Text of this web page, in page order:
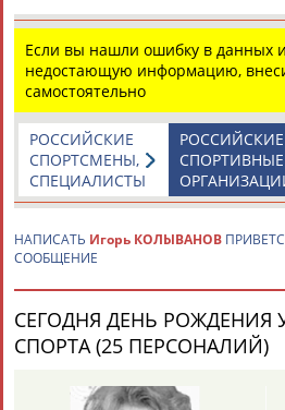
Динамо (прямая видеотрансляция)
...Ролан Гусев, Андрей Кобелев,
Смертины,Игорь Колыванов,
легенды...
(Проект: Информационное агентство
13.11.2024
Владимир Сабадаш: Открытие ЧМ
в Москве
...церемонии российские экс-
Мостовой иИгорь Колыванов.
беспрецедентную...
(Проект:Информационное агентство
...Венеции. Бывший футболист
Колывановназвал Ваноли
Если вы нашли ошибку в данных
недостающую информацию,
самостоятельно
РОССИЙСКИЕ
СПОРТИВНЫЕ
РОССИЙСКИЕ
СПОРТСМЕНЫ,
СПЕЦИАЛИСТЫ
НАПИСАТЬ Игорь КОЛЫВАНОВ
СООБЩЕНИЕ
СЕГОДНЯ ДЕНЬ РОЖДЕНИЯ
СПОРТА (25 ПЕРСОНАЛИЙ)